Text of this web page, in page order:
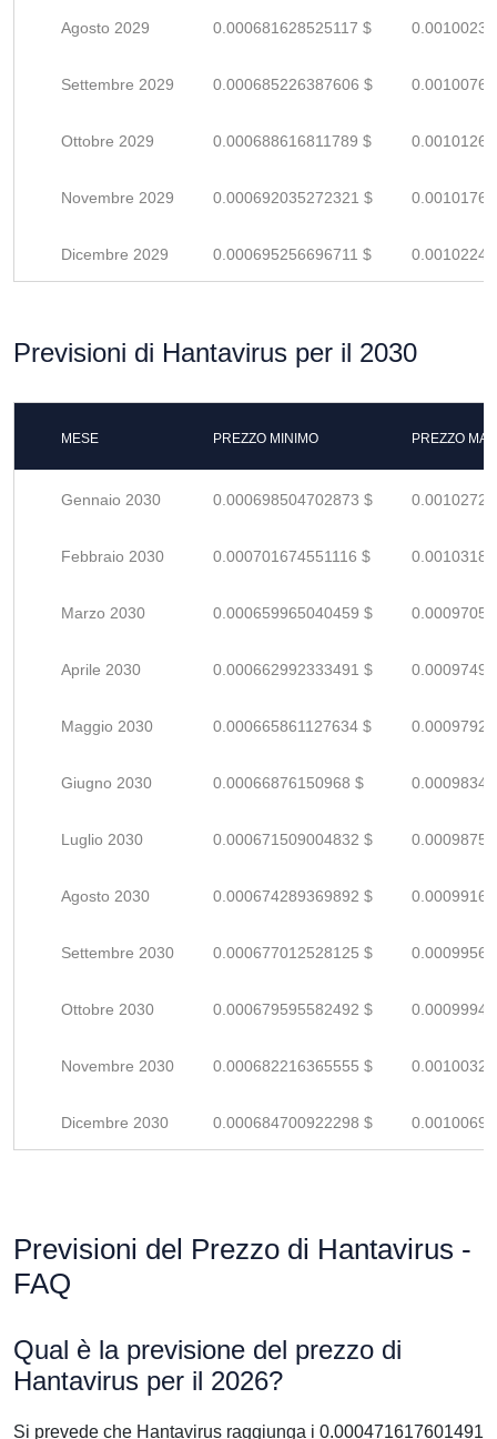
Agosto 2029 0.000681628525117 $
Settembre 2029 0.000685226387606 $
Ottobre 2029 0.000688616811789 $
Novembre 2029 0.000692035272321 $
Dicembre 2029 0.000695256696711 $
Previsioni di Hantavirus per il 2030
MESE PREZZO MINIMO PREZZO
Gennaio 2030 0.000698504702873 $
Febbraio 2030 0.000701674551116 $
Marzo 2030 0.000659965040459 $
Aprile 2030 0.000662992333491 $
Maggio 2030 0.000665861127634 $
Giugno 2030 0.00066876150968 $
Luglio 2030 0.000671509004832 $
Agosto 2030 0.000674289369892 $
Settembre 2030 0.000677012528125 $
Ottobre 2030 0.000679595582492 $
Novembre 2030 0.000682216365555 $
Dicembre 2030 0.000684700922298 $
Previsioni del Prezzo di Hantavirus -
FAQ
Qual è la previsione del prezzo di
Hantavirus per il 2026?
Si prevede che Hantavirus raggiunga i 0.000471617601491